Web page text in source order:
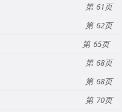
61
62
65
68
68
70